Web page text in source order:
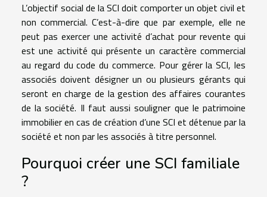
L’objectif social de la SCI doit comporter un objet civil et
non commercial. C’est-à-dire que par exemple, elle ne
peut pas exercer une activité d’achat pour revente qui
est une activité qui présente un caractère commercial
au regard du code du commerce. Pour gérer la SCI, les
associés doivent désigner un ou plusieurs gérants qui
seront en charge de la gestion des affaires courantes
de la société. Il faut aussi souligner que le patrimoine
immobilier en cas de création d’une SCI et détenue par la
société et non par les associés à titre personnel.
Pourquoi créer une SCI familiale
?